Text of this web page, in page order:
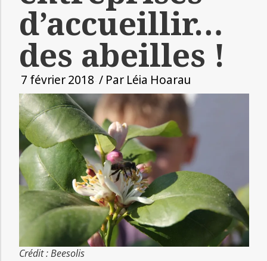
d’accueillir…
des abeilles !
7 février 2018 / Par Léia Hoarau
Crédit : Beesolis